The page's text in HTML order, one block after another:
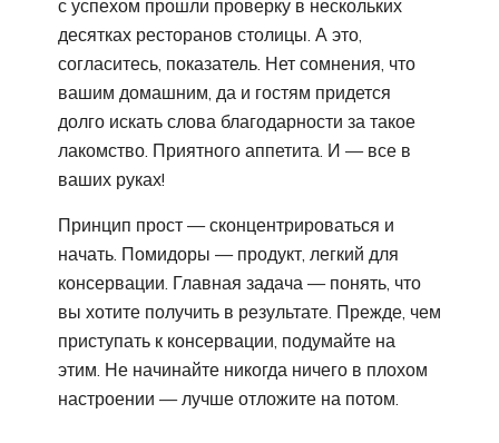
с успехом прошли проверку в нескольких
десятках ресторанов столицы. А это,
согласитесь, показатель. Нет сомнения, что
вашим домашним, да и гостям придется
долго искать слова благодарности за такое
лакомство. Приятного аппетита. И — все в
ваших руках!
Принцип прост — сконцентрироваться и
начать. Помидоры — продукт, легкий для
консервации. Главная задача — понять, что
вы хотите получить в результате. Прежде, чем
приступать к консервации, подумайте на
этим. Не начинайте никогда ничего в плохом
настроении — лучше отложите на потом.